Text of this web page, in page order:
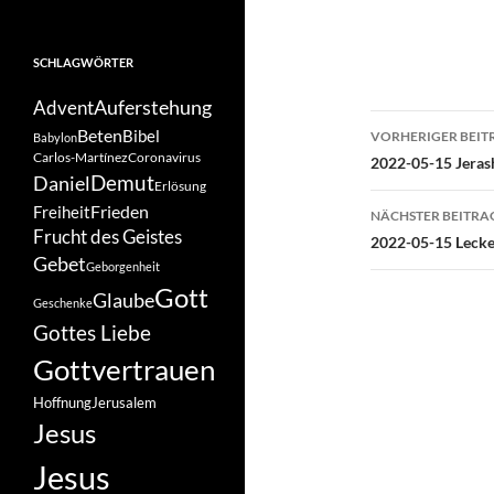
VORHERIGER
2022-05-15
NÄCHSTER
2022-05-15
SCHLAGWÖRTER
AdventAuferstehung
BabylonBetenBibel
Carlos-MartínezCoronavirus
DanielDemutErlösung
FreiheitFrieden
Frucht des Geistes
GebetGeborgenheit
GeschenkeGlaubeGott
Gottes Liebe
Gottvertrauen
HoffnungJerusalem
Jesus
Jesus